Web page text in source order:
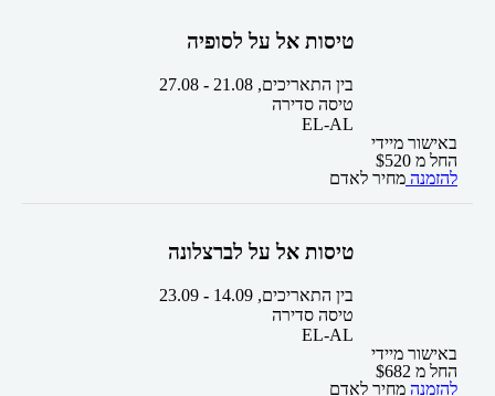
טיסות אל על לסופיה
בין התאריכים, -
27.08
טיסה סדירה
EL-AL
באישור מיידי
החל מ
$520
להזמנה מחיר לאדם
טיסות אל על לברצלונה
בין התאריכים, -
23.09
טיסה סדירה
EL-AL
באישור מיידי
החל מ
$682
להזמנה מחיר לאדם